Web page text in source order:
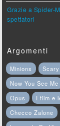
Grazie a Spider-
spettatori
Argomenti
Minions
Now You See Me
Opus
I film e
Checco Zalone